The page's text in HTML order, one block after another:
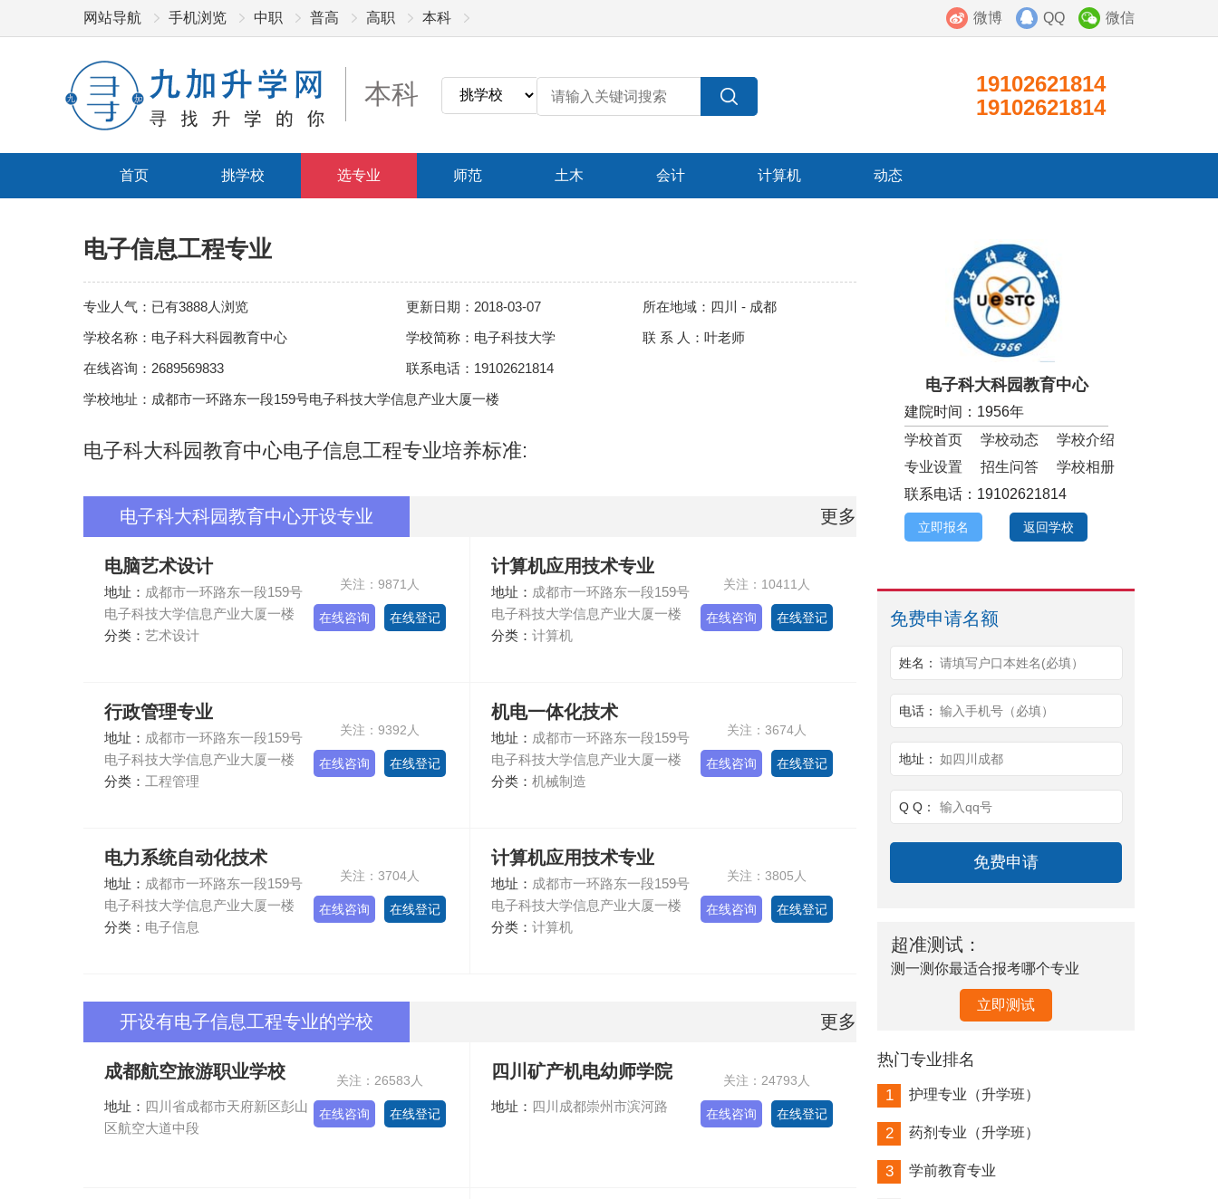
网站导航 手机浏览 中职 普高 高职 本科 微信
QQ
微博
本科
19102621814
19102621814
首页 挑学校 选专业 师范 土木 会计 计算机 动态
电子科大科园教育中心
建院时间：1956年
学校首页
学校动态
学校介绍
专业设置
招生问答
学校相册
联系电话：19102621814
立即报名 返回学校
免费申请名额
姓名： 请填写户口本姓名(必填）
电话： 输入手机号（必填）
地址： 如四川成都
Q Q： 输入qq号
超准测试：
测一测你最适合报考哪个专业
立即测试
热门专业排名
1 护理专业（升学班）
2 药剂专业（升学班）
3 学前教育专业
电子信息工程专业
专业人气：已有3888人浏览 更新日期：2018-03-07
所在地域：四川 - 成都
学校名称：电子科大科园教育中心
学校简称：电子科技大学
联 系 人：叶老师
在线咨询：2689569833
联系电话：19102621814
学校地址：成都市一环路东一段159号电子科技大学信息产业大厦一楼
电子科大科园教育中心电子信息工程专业培养标准:
电子科大科园教育中心开设专业 更多
电脑艺术设计
地址： 成都市一环路东一段159号
电子科技大学信息产业大厦一楼
分类： 艺术设计
关注：9871人
在线咨询 在线登记
计算机应用技术专业
地址： 成都市一环路东一段159号
电子科技大学信息产业大厦一楼
分类： 计算机
关注：10411人
在线咨询 在线登记
行政管理专业
地址： 成都市一环路东一段159号
电子科技大学信息产业大厦一楼
分类： 工程管理
关注：9392人
在线咨询 在线登记
机电一体化技术
地址： 成都市一环路东一段159号
电子科技大学信息产业大厦一楼
分类： 机械制造
关注：3674人
在线咨询 在线登记
电力系统自动化技术
地址： 成都市一环路东一段159号
电子科技大学信息产业大厦一楼
分类： 电子信息
关注：3704人
在线咨询 在线登记
计算机应用技术专业
地址： 成都市一环路东一段159号
电子科技大学信息产业大厦一楼
分类： 计算机
关注：3805人
在线咨询 在线登记
开设有电子信息工程专业的学校 更多
成都航空旅游职业学校
地址： 四川省成都市天府新区彭山
区航空大道中段
关注：26583人
在线咨询 在线登记
四川矿产机电幼师学院
地址： 四川成都崇州市滨河路
关注：24793人
在线咨询 在线登记